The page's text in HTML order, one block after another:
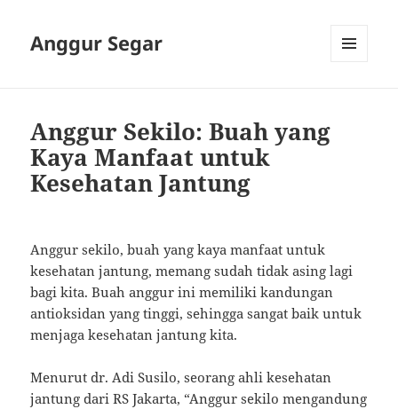
Anggur Segar
Anggur Sekilo: Buah yang
Kaya Manfaat untuk
Kesehatan Jantung
Anggur sekilo, buah yang kaya manfaat untuk
kesehatan jantung, memang sudah tidak asing lagi
bagi kita. Buah anggur ini memiliki kandungan
antioksidan yang tinggi, sehingga sangat baik untuk
menjaga kesehatan jantung kita.
Menurut dr. Adi Susilo, seorang ahli kesehatan
jantung dari RS Jakarta, “Anggur sekilo mengandung